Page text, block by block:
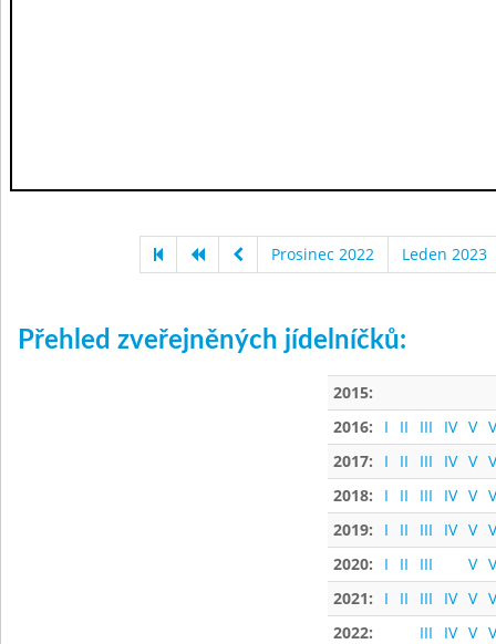
Prosinec 2022 Leden 2023
Přehled zveřejněných jídelníčků:
2015:
2016:
I II III IV V
2017:
I II III IV V
2018:
I II III IV V
2019:
I II III IV V
2020:
I II III V
2021:
I II III IV V
2022:
III IV V